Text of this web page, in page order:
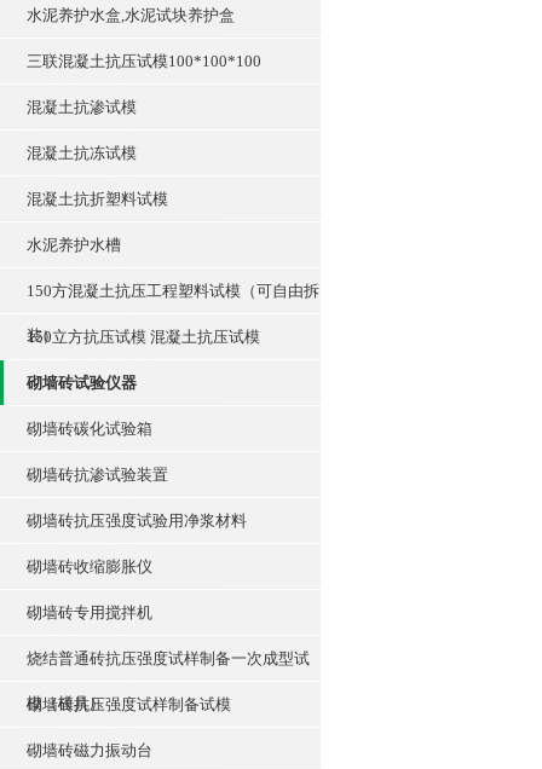
水泥养护水盒,水泥试块养护盒
三联混凝土抗压试模100*100*100
混凝土抗渗试模
混凝土抗冻试模
混凝土抗折塑料试模
水泥养护水槽
150方混凝土抗压工程塑料试模（可自由拆
装）
150立方抗压试模 混凝土抗压试模
砌墙砖试验仪器
砌墙砖碳化试验箱
砌墙砖抗渗试验装置
砌墙砖抗压强度试验用净浆材料
砌墙砖收缩膨胀仪
砌墙砖专用搅拌机
烧结普通砖抗压强度试样制备一次成型试
模（模具）
砌墙砖抗压强度试样制备试模
砌墙砖磁力振动台